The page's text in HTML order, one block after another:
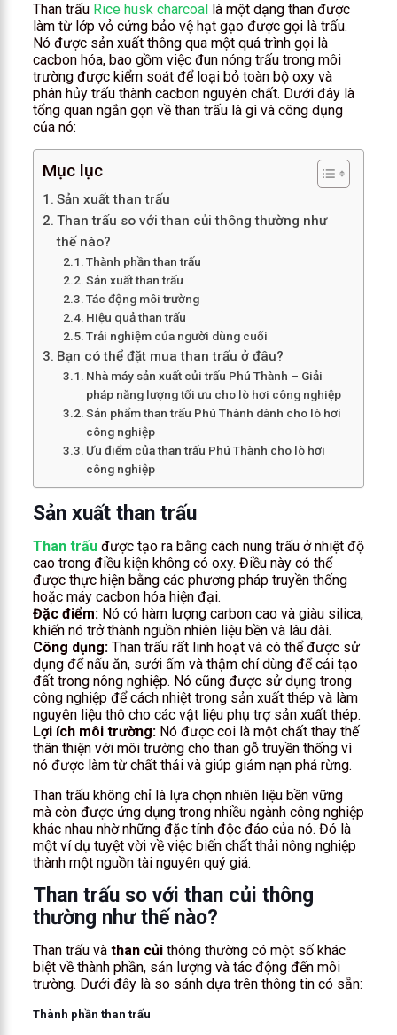
Than trấu Rice husk charcoal
là một dạng than được
làm từ lớp vỏ cứng bảo vệ hạt gạo được gọi là trấu.
Nó được sản xuất thông qua một quá trình gọi là
cacbon hóa, bao gồm việc đun nóng trấu trong môi
trường được kiểm soát để loại bỏ toàn bộ oxy và
phân hủy trấu thành cacbon nguyên chất. Dưới đây là
tổng quan ngắn gọn về than trấu là gì và công dụng
của nó:
Mục lục
Sản xuất than trấu
Than trấu so với than củi thông thường như
thế nào?
Thành phần than trấu
Sản xuất than trấu
Tác động môi trường
Hiệu quả than trấu
Trải nghiệm của người dùng cuối
Bạn có thể đặt mua than trấu ở đâu?
Nhà máy sản xuất củi trấu Phú Thành – Giải
pháp năng lượng tối ưu cho lò hơi công nghiệp
Sản phẩm than trấu Phú Thành dành cho lò hơi
công nghiệp
Ưu điểm của than trấu Phú Thành cho lò hơi
công nghiệp
Sản xuất than trấu
Than trấu được tạo ra bằng cách nung trấu ở nhiệt độ
cao trong điều kiện không có oxy. Điều này có thể
được thực hiện bằng các phương pháp truyền thống
hoặc máy cacbon hóa hiện đại.
Đặc điểm:Nó có hàm lượng carbon cao và giàu silica,
khiến nó trở thành nguồn nhiên liệu bền và lâu dài.
Công dụng:Than trấu rất linh hoạt và có thể được sử
dụng để nấu ăn, sưởi ấm và thậm chí dùng để cải tạo
đất trong nông nghiệp. Nó cũng được sử dụng trong
công nghiệp để cách nhiệt trong sản xuất thép và làm
nguyên liệu thô cho các vật liệu phụ trợ sản xuất thép.
Lợi ích môi trường:Nó được coi là một chất thay thế
thân thiện với môi trường cho than gỗ truyền thống vì
nó được làm từ chất thải và giúp giảm nạn phá rừng.
Than trấu không chỉ là lựa chọn nhiên liệu bền vững
mà còn được ứng dụng trong nhiều ngành công nghiệp
khác nhau nhờ những đặc tính độc đáo của nó. Đó là
một ví dụ tuyệt vời về việc biến chất thải nông nghiệp
thành một nguồn tài nguyên quý giá.
Than trấu so với than củi thông
thường như thế nào?
Than trấu và than củithông thường có một số khác
biệt về thành phần, sản lượng và tác động đến môi
trường. Dưới đây là so sánh dựa trên thông tin có sẵn:
Thành phần than trấu